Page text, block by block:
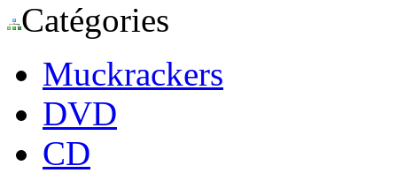
Catégories
Muckrackers
DVD
CD